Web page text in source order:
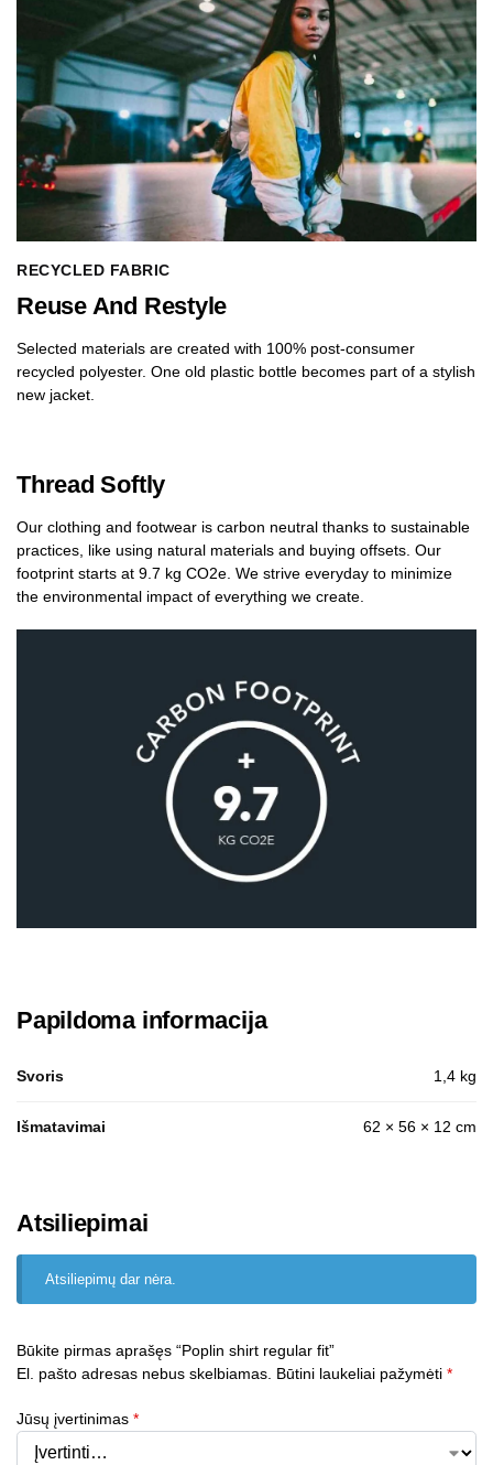
RECYCLED FABRIC
Reuse And Restyle
Selected materials are created with 100% post-consumer
recycled polyester. One old plastic bottle becomes part of a stylish
new jacket.
Thread Softly
Our clothing and footwear is carbon neutral thanks to sustainable
practices, like using natural materials and buying offsets. Our
footprint starts at 9.7 kg CO2e. We strive everyday to minimize
the environmental impact of everything we create.
Papildoma informacija
Svoris 1,4 kg
Išmatavimai 62 × 56 × 12 cm
Atsiliepimai
Atsiliepimų dar nėra.
Būkite pirmas aprašęs “Poplin shirt regular fit”
El. pašto adresas nebus skelbiamas. Būtini laukeliai pažymėti *
Jūsų įvertinimas *